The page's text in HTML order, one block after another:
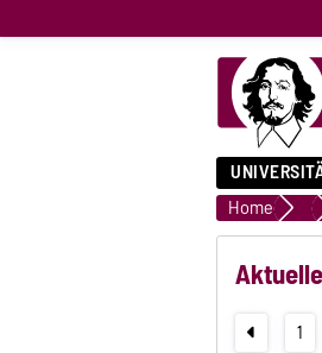
Home
1